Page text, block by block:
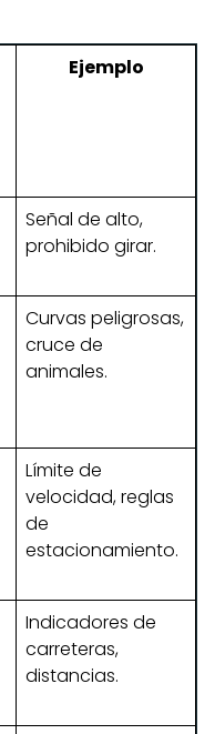
Ejemplo
Señal de alto,
prohibido girar.
Curvas peligrosas,
cruce de
animales.
Límite de
velocidad, reglas
de
estacionamiento.
Indicadores de
carreteras,
distancias.